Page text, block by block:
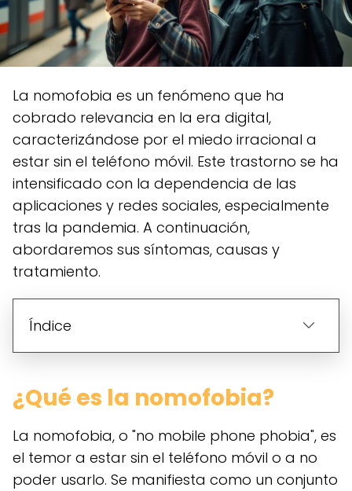
La nomofobia es un fenómeno que ha
cobrado relevancia en la era digital,
caracterizándose por el miedo irracional a
estar sin el teléfono móvil. Este trastorno se ha
intensificado con la dependencia de las
aplicaciones y redes sociales, especialmente
tras la pandemia. A continuación,
abordaremos sus síntomas, causas y
tratamiento.
Índice
¿Qué es la nomofobia?
La nomofobia, o "no mobile phone phobia", es
el temor a estar sin el teléfono móvil o a no
poder usarlo. Se manifiesta como un conjunto